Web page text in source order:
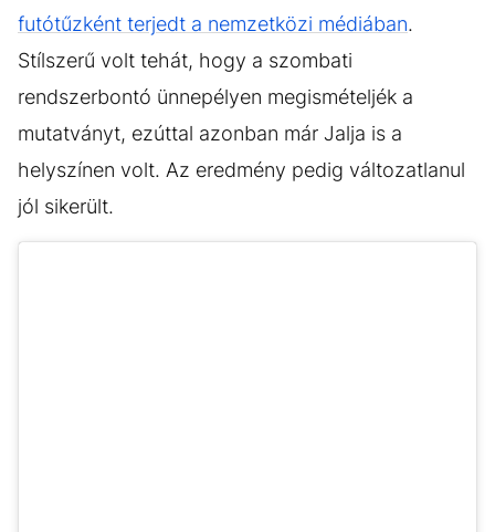
futótűzként terjedt a nemzetközi médiában.
Stílszerű volt tehát, hogy a szombati
rendszerbontó ünnepélyen megismételjék a
mutatványt, ezúttal azonban már Jalja is a
helyszínen volt. Az eredmény pedig változatlanul
jól sikerült.